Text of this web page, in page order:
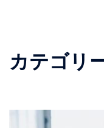
カテゴリ